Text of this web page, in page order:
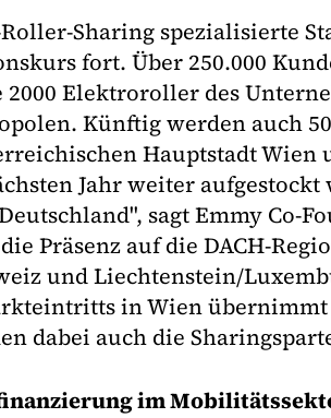
Sharing spezialisierte
fort. Über 250.000
Elektroroller des
Künftig werden auch
Hauptstadt Wien
Jahr weiter
sagt Emmy Co-
Präsenz auf die DACH-
und Liechtenstein/
in Wien
dabei auch die
im